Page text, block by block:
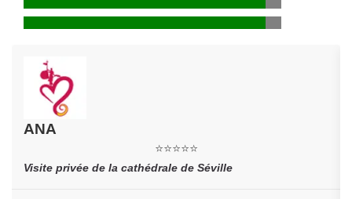
ANA
⭐⭐⭐⭐⭐
Visite privée de la cathédrale de Séville